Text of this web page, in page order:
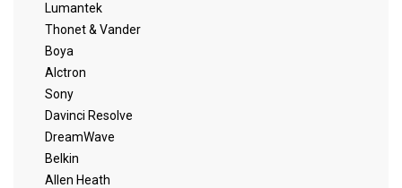
Lumantek
Thonet & Vander
Boya
Alctron
Sony
Davinci Resolve
DreamWave
Belkin
Allen Heath